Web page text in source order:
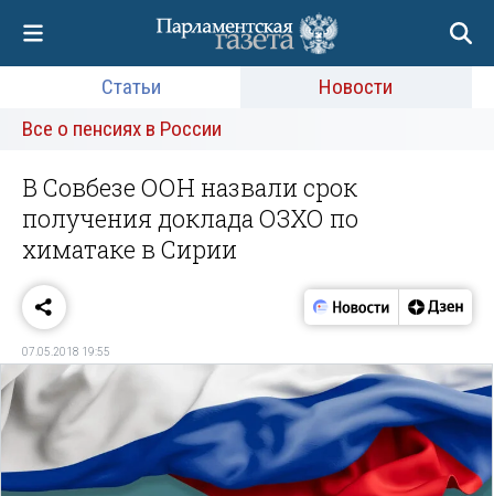
Статьи
Новости
Все о пенсиях в России
В Совбезе ООН назвали срок
получения доклада ОЗХО по
химатаке в Сирии
07.05.2018 19:55